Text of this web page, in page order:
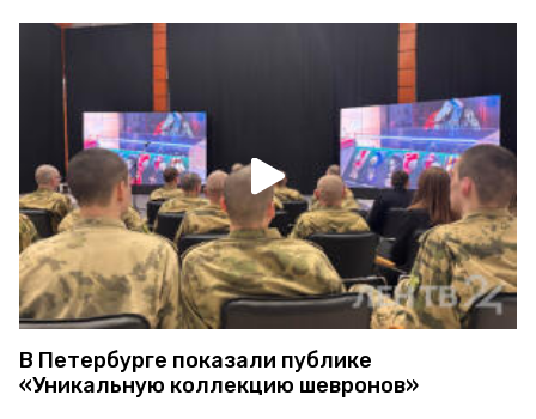
В Петербурге показали публике
«Уникальную коллекцию шевронов»